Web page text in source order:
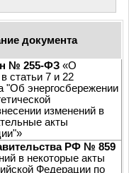
документа
№ 255-ФЗ «О
статьи 7 и 22
"Об энергосбережении
изменений в
акты
РФ № 859
в некоторые акты
Федерации по